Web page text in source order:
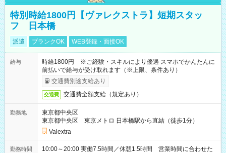
特別時給1800円【ヴァレクストラ】短期スタッ
フ 日本橋
派遣 ブランクOK WEB登録・面接OK
給与
時給1800円 ※ご経験・スキルにより優遇 スマホでかんたんに
前払いで給与が受け取れます（※上限、条件あり）
交通費別途支給あり
交通費 交通費全額支給（規定あり）
勤務地
東京都中央区
東京都中央区 東京メトロ 日本橋駅から直結（徒歩1分）
Valextra
勤務時間
10:00～20:00 実働7.5時間／休憩1.5時間 営業時間に合わせた